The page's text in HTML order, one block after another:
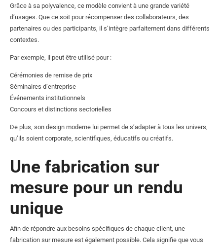
Grâce à sa polyvalence, ce modèle convient à une grande variété
d’usages. Que ce soit pour récompenser des collaborateurs, des
partenaires ou des participants, il s’intègre parfaitement dans différents
contextes.
Par exemple, il peut être utilisé pour :
Cérémonies de remise de prix
Séminaires d’entreprise
Événements institutionnels
Concours et distinctions sectorielles
De plus, son design moderne lui permet de s’adapter à tous les univers,
qu’ils soient corporate, scientifiques, éducatifs ou créatifs.
Une fabrication sur
mesure pour un rendu
unique
Afin de répondre aux besoins spécifiques de chaque client, une
fabrication sur mesure est également possible. Cela signifie que vous